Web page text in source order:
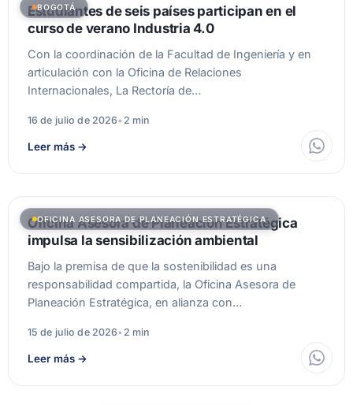
BOGOTÁ
Estudiantes de seis países participan en el
curso de verano Industria 4.0
Con la coordinación de la Facultad de Ingeniería y en
articulación con la Oficina de Relaciones
Internacionales, La Rectoría de…
16 de julio de 2026• 2 min
Leer más →
OFICINA ASESORA DE PLANEACIÓN ESTRATÉGICA
Oficina Asesora de Planeación Estratégica
impulsa la sensibilización ambiental
Bajo la premisa de que la sostenibilidad es una
responsabilidad compartida, la Oficina Asesora de
Planeación Estratégica, en alianza con…
15 de julio de 2026• 2 min
Leer más →